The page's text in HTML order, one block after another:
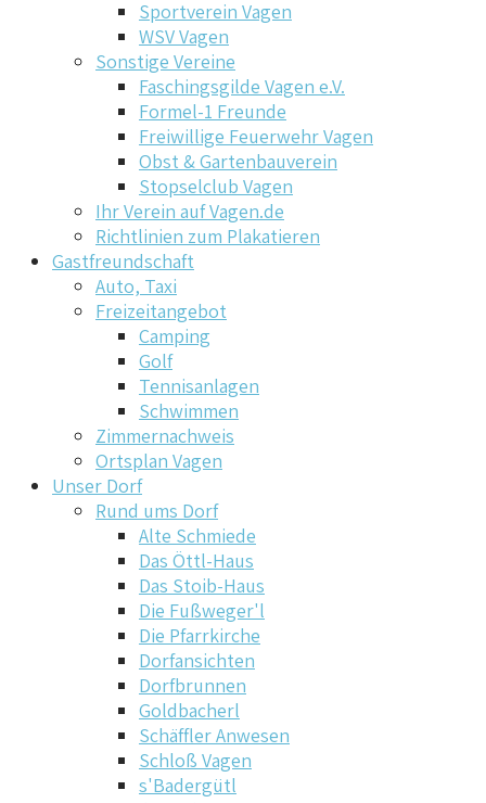
Sportverein Vagen
WSV Vagen
Sonstige Vereine
Faschingsgilde Vagen e.V.
Formel-1 Freunde
Freiwillige Feuerwehr Vagen
Obst & Gartenbauverein
Stopselclub Vagen
Ihr Verein auf Vagen.de
Richtlinien zum Plakatieren
Gastfreundschaft
Auto, Taxi
Freizeitangebot
Camping
Golf
Tennisanlagen
Schwimmen
Zimmernachweis
Ortsplan Vagen
Unser Dorf
Rund ums Dorf
Alte Schmiede
Das Öttl-Haus
Das Stoib-Haus
Die Fußweger'l
Die Pfarrkirche
Dorfansichten
Dorfbrunnen
Goldbacherl
Schäffler Anwesen
Schloß Vagen
s'Badergütl